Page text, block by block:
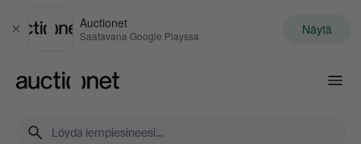
Sulje
Auctionet
Saatavana Google Playssa Näytä